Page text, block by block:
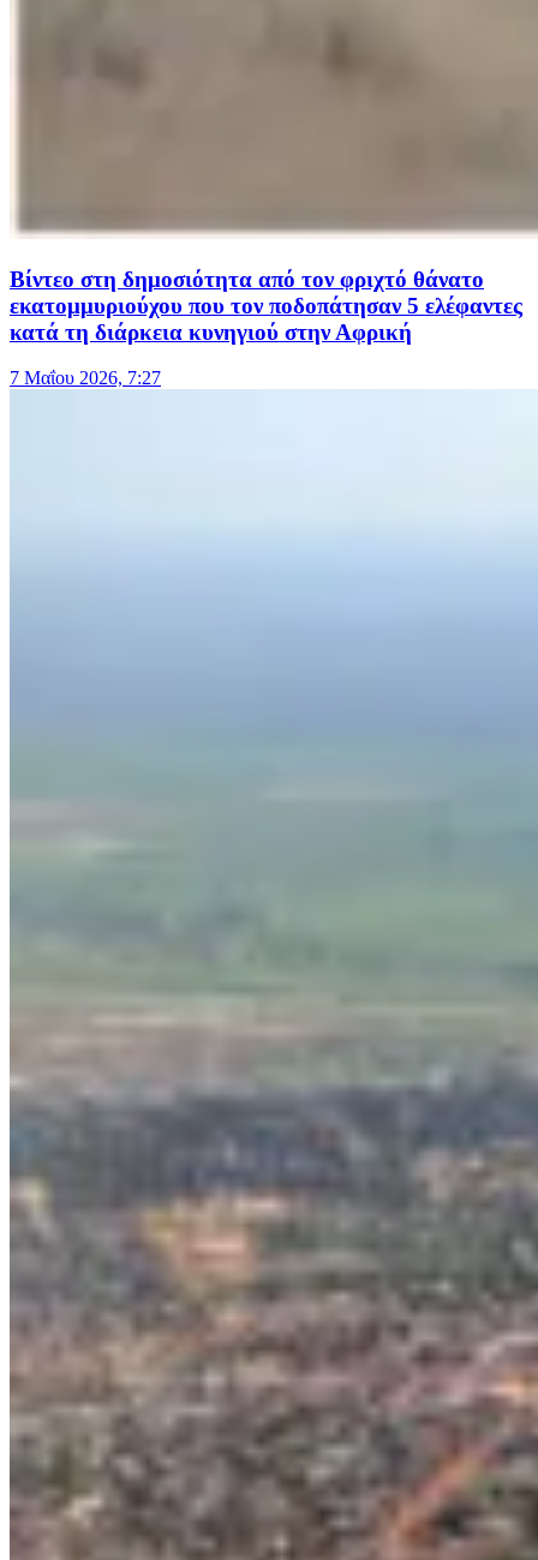
Βίντεο στη δημοσιότητα από τον φριχτό θάνατο
εκατομμυριούχου που τον ποδοπάτησαν 5 ελέφαντες
κατά τη διάρκεια κυνηγιού στην Αφρική
7 Μαΐου 2026, 7:27